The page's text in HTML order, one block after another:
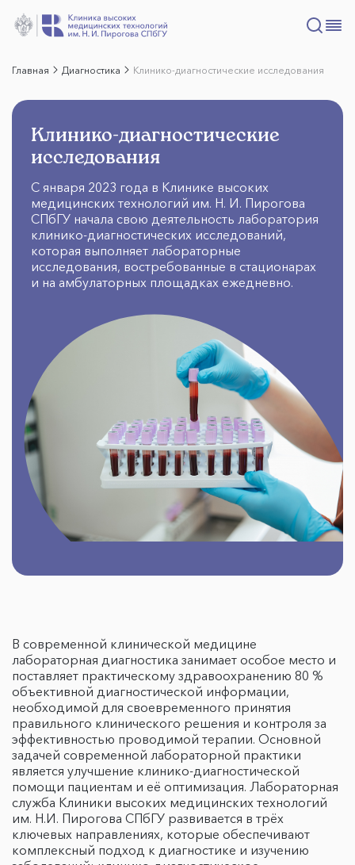
Главная Диагностика Клинико-диагностические исследования
Клинико-диагностические
исследования
С января 2023 года в Клинике высоких
медицинских технологий им. Н. И. Пирогова
СПбГУ начала свою деятельность лаборатория
клинико-диагностических исследований,
которая выполняет лабораторные
исследования, востребованные в стационарах
и на амбулаторных площадках ежедневно.
В современной клинической медицине
лабораторная диагностика занимает особое место и
поставляет практическому здравоохранению 80 %
объективной диагностической информации,
необходимой для своевременного принятия
правильного клинического решения и контроля за
эффективностью проводимой терапии. Основной
задачей современной лабораторной практики
является улучшение клинико-диагностической
помощи пациентам и её оптимизация. Лабораторная
служба Клиники высоких медицинских технологий
им. Н.И. Пирогова СПбГУ развивается в трёх
ключевых направлениях, которые обеспечивают
комплексный подход к диагностике и изучению